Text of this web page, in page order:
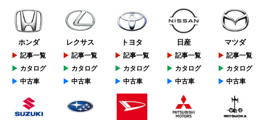
ホンダ
記事一覧
カタログ
中古車
レクサス
記事一覧
カタログ
中古車
トヨタ
記事一覧
カタログ
中古車
日産
記事一覧
カタログ
中古車
マツダ
記事一覧
カタログ
中古車